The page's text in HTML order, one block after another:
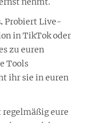
Probiert Live-
in TikTok oder
zu euren
Tools
ihr sie in euren
eure